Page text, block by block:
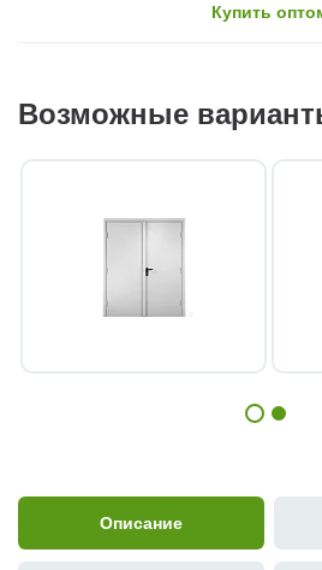
Купить
Возможные
Описание